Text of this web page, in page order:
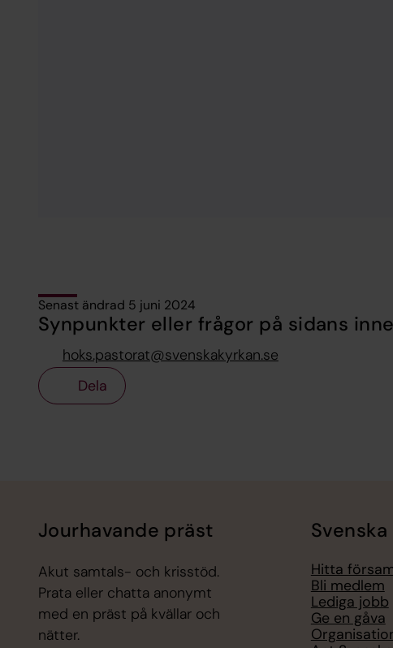
Senast ändrad 5 juni 2024
Synpunkter eller frågor på sidans
hoks.pastorat@svenskakyrkan.se
Dela
Jourhavande präst
Akut samtals- och krisstöd.
Prata eller chatta anonymt
med en präst på kvällar och
nätter.
Hitta
Bli medlem
Lediga jobb
Ge en gåva